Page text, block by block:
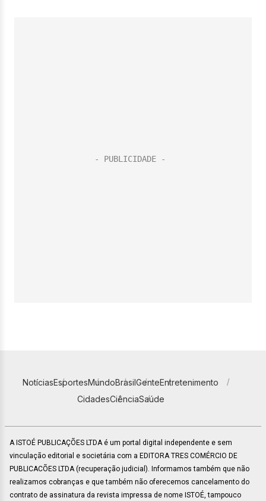
NotíciasEsportesMundoBrasilGenteEntretenimento
CidadesCiênciaSaúde
A ISTOÉ PUBLICAÇÕES LTDA é um portal digital independente e sem
vinculação editorial e societária com a EDITORA TRES COMÉRCIO DE
PUBLICACÕES LTDA (recuperação judicial). Informamos também que não
realizamos cobranças e que também não oferecemos cancelamento do
contrato de assinatura da revista impressa de nome ISTOÉ, tampouco